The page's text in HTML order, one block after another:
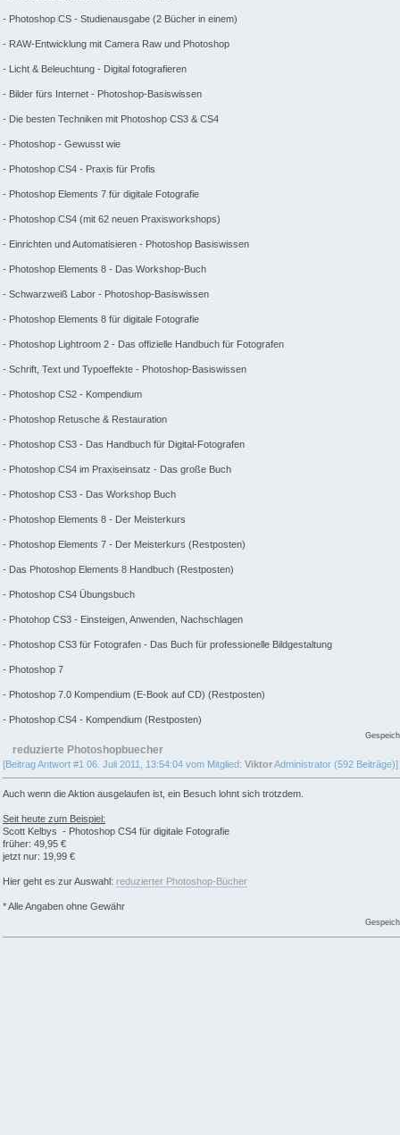
- Photoshop CS - Studienausgabe (2 Bücher in einem)
- RAW-Entwicklung mit Camera Raw und Photoshop
- Licht & Beleuchtung - Digital fotografieren
- Bilder fürs Internet - Photoshop-Basiswissen
- Die besten Techniken mit Photoshop CS3 & CS4
- Photoshop - Gewusst wie
- Photoshop CS4 - Praxis für Profis
- Photoshop Elements 7 für digitale Fotografie
- Photoshop CS4 (mit 62 neuen Praxisworkshops)
- Einrichten und Automatisieren - Photoshop Basiswissen
- Photoshop Elements 8 - Das Workshop-Buch
- Schwarzweiß Labor - Photoshop-Basiswissen
- Photoshop Elements 8 für digitale Fotografie
- Photoshop Lightroom 2 - Das offizielle Handbuch für Fotografen
- Schrift, Text und Typoeffekte - Photoshop-Basiswissen
- Photoshop CS2 - Kompendium
- Photoshop Retusche & Restauration
- Photoshop CS3 - Das Handbuch für Digital-Fotografen
- Photoshop CS4 im Praxiseinsatz - Das große Buch
- Photoshop CS3 - Das Workshop Buch
- Photoshop Elements 8 - Der Meisterkurs
- Photoshop Elements 7 - Der Meisterkurs (Restposten)
- Das Photoshop Elements 8 Handbuch (Restposten)
- Photoshop CS4 Übungsbuch
- Photohop CS3 - Einsteigen, Anwenden, Nachschlagen
- Photoshop CS3 für Fotografen - Das Buch für professionelle Bildgestaltung
- Photoshop 7
- Photoshop 7.0 Kompendium (E-Book auf CD) (Restposten)
- Photoshop CS4 - Kompendium (Restposten)
reduzierte Photoshopbuecher
[Beitrag Antwort #1 06. Juli 2011, 13:54:04 vom Mitglied: ViktorAdministrator (592 Beiträge)]
Auch wenn die Aktion ausgelaufen ist, ein Besuch lohnt sich trotzdem.
Seit heute zum Beispiel:
Scott Kelbys - Photoshop CS4 für digitale Fotografie
früher: 49,95 €
jetzt nur: 19,99 €
Hier geht es zur Auswahl: reduzierter Photoshop-Bücher
* Alle Angaben ohne Gewähr